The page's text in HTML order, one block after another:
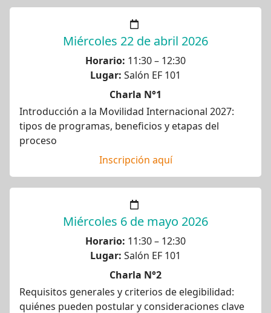
Miércoles 22 de abril 2026
Horario: 11:30 – 12:30
Lugar: Salón EF 101
Charla N°1
Introducción a la Movilidad Internacional 2027:
tipos de programas, beneficios y etapas del
proceso
Inscripción aquí
Miércoles 6 de mayo 2026
Horario: 11:30 – 12:30
Lugar: Salón EF 101
Charla N°2
Requisitos generales y criterios de elegibilidad:
quiénes pueden postular y consideraciones clave